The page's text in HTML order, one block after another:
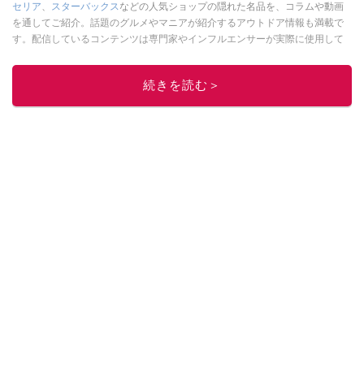
セリア、 スターバックスなどの人気ショップの隠れた名品を、コラムや動画
を通してご紹介。話題のグルメやマニアが紹介するアウトドア情報も満載で
す。配信しているコンテンツは専門家やインフルエンサーが実際に使用して
ニュースでフォロー
続きを読む＞